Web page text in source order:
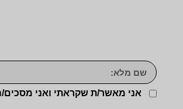
אני מאשר/ת שקראתי ואני